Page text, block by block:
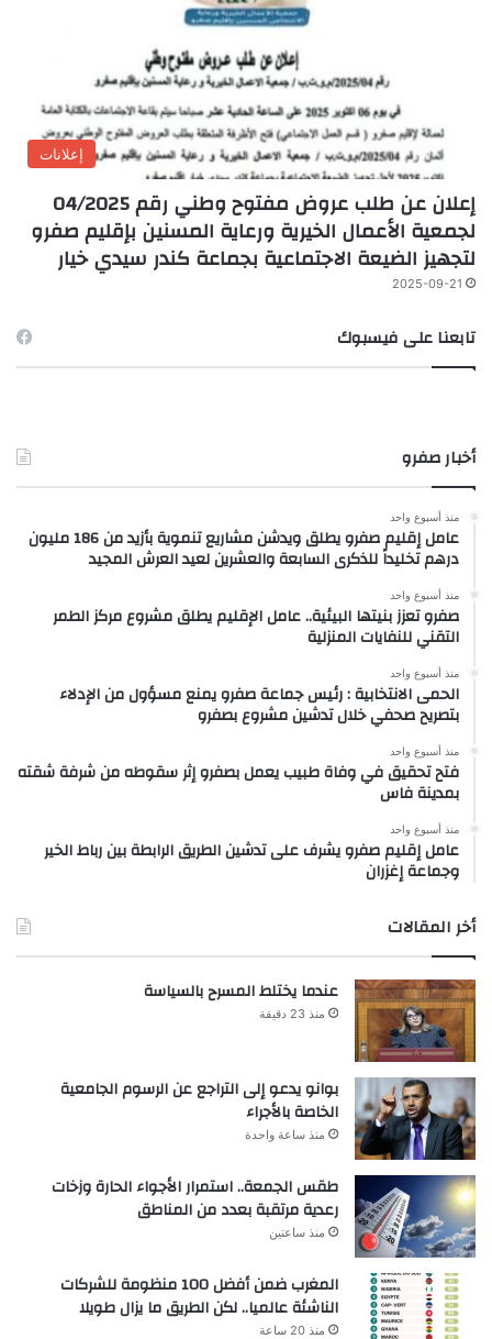
إعلانات
إعلان عن طلب عروض مفتوح وطني رقم 04/2025
لجمعية الأعمال الخيرية ورعاية المسنين بإقليم صفرو
لتجهيز الضيعة الاجتماعية بجماعة كندر سيدي خيار
2025-09-21
تابعنا على فيسبوك
أخبار صفرو
منذ أسبوع واحد
عامل إقليم صفرو يطلق ويدشن مشاريع تنموية بأزيد من 186 مليون
درهم تخليداً للذكرى السابعة والعشرين لعيد العرش المجيد
منذ أسبوع واحد
صفرو تعزز بنيتها البيئية.. عامل الإقليم يطلق مشروع مركز الطمر
التقني للنفايات المنزلية
منذ أسبوع واحد
الحمى الانتخابية : رئيس جماعة صفرو يمنع مسؤول من الإدلاء
بتصريح صحفي خلال تدشين مشروع بصفرو
منذ أسبوع واحد
فتح تحقيق في وفاة طبيب يعمل بصفرو إثر سقوطه من شرفة شقته
بمدينة فاس
منذ أسبوع واحد
عامل إقليم صفرو يشرف على تدشين الطريق الرابطة بين رباط الخير
وجماعة إغزران
أخر المقالات
عندما يختلط المسرح بالسياسة
منذ 23 دقيقة
بوانو يدعو إلى التراجع عن الرسوم الجامعية
الخاصة بالأجراء
منذ ساعة واحدة
طقس الجمعة.. استمرار الأجواء الحارة وزخات
رعدية مرتقبة بعدد من المناطق
منذ ساعتين
المغرب ضمن أفضل 100 منظومة للشركات
الناشئة عالميا.. لكن الطريق ما يزال طويلا
منذ 20 ساعة